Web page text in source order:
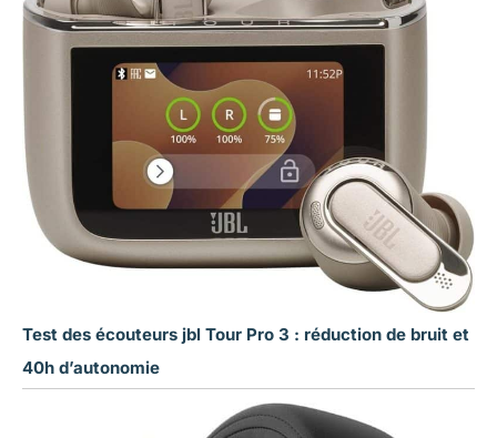
Test des écouteurs jbl Tour Pro 3 : réduction de bruit et
40h d’autonomie